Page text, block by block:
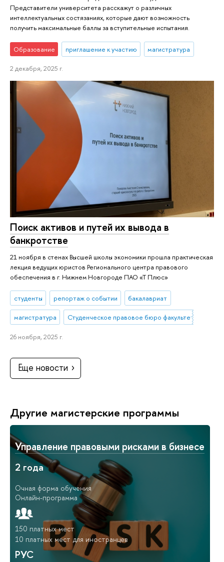
Представители университета расскажут о различных
интеллектуальных состязаниях, которые дают возможность
получить максимальные баллы за вступительные испытания.
Образование приглашение к участию магистратура
2 декабря, 2025 г.
Поиск активов и путей их вывода в
банкротстве
21 ноября в стенах Высшей школы экономики прошла практическая
лекция ведущих юристов Регионального центра правового
обеспечения в г. Нижнем Новгороде ПАО «Т Плюс»
студенты репортаж о событии бакалавриат
магистратура Студенческое правовое бюро факультета права
26 ноября, 2025 г.
Еще новости
Другие магистерские программы
Управление правовыми рисками в бизнесе
2 года
Очная форма обучения
Онлайн-программа
150 платных мест
10 платных мест для иностранцев
РУС